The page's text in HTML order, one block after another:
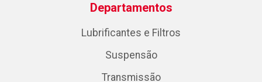
Departamentos
Lubrificantes e Filtros
Suspensão
Transmissão